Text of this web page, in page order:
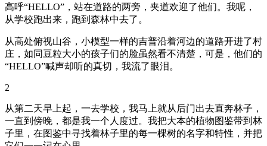
高呼“HELLO”，站在道路的两旁，夹道欢迎了他们。我呢，
从学校跑出来，跑到森林中去了。
从高处俯视山谷，小模型一样的吉普沿着河边的道路开进了村
庄，如同豆粒大小的孩子们的脸虽然看不清楚，可是，他们的
“HELLO”喊声却听的真切，我流了眼泪。
2
从第二天早上起，一去学校，我马上就从后门出去直奔林子，
一直到傍晚，都是我一个人度过。我把大本的植物图鉴带到林
子里，在图鉴中寻找着林子里的每一棵树的名字和特性，并把